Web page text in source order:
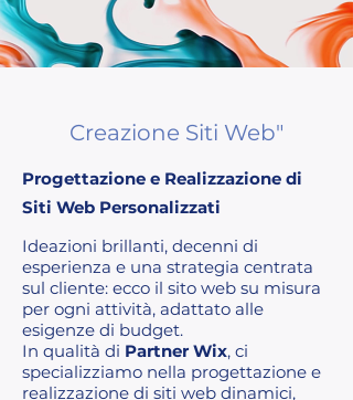
Creazione Siti Web"
Progettazione e Realizzazione di
Siti Web Personalizzati
Ideazioni brillanti, decenni di
esperienza e una strategia centrata
sul cliente: ecco il sito web su misura
per ogni attività, adattato alle
esigenze di budget.
In qualità di Partner Wix, ci
specializziamo nella progettazione e
realizzazione di siti web dinamici,